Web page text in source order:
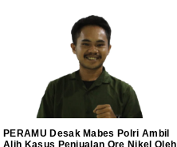
PERAMU Desak Mabes Polri Ambil